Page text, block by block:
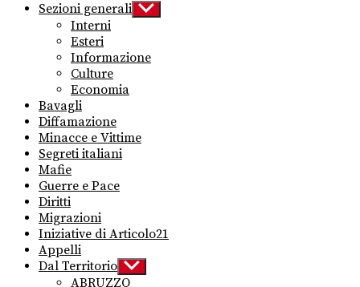
Sezioni generali Show
sub
Interni
Esteri
Informazione
Culture
Economia
Bavagli
Diffamazione
Minacce e Vittime
Segreti italiani
Mafie
Guerre e Pace
Diritti
Migrazioni
Iniziative di Articolo21
Appelli
Dal Territorio Show
sub
ABRUZZO